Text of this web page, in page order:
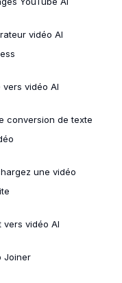
vidéo AI
vers vidéo AI
conversion de texte
une vidéo
vers vidéo AI
Joiner